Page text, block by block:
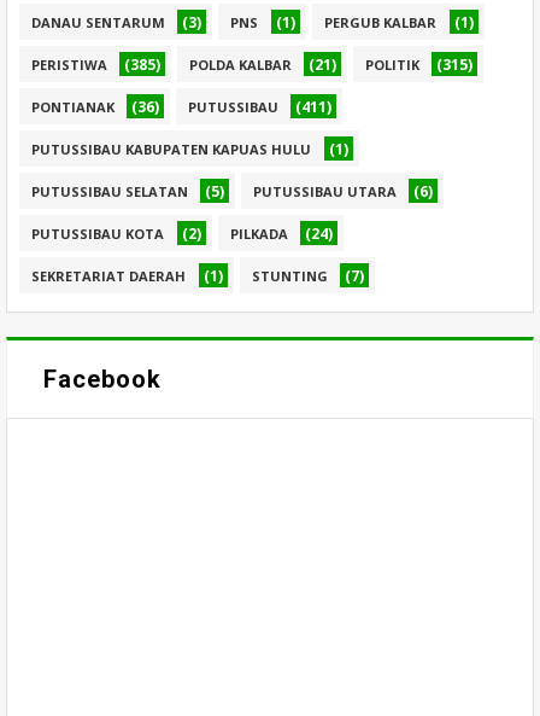
DANAU SENTARUM (3) PNS (1) PERGUB KALBAR (1)
PERISTIWA (385) POLDA KALBAR (21) POLITIK (315)
PONTIANAK (36) PUTUSSIBAU (411)
PUTUSSIBAU KABUPATEN KAPUAS HULU (1)
PUTUSSIBAU SELATAN (5) PUTUSSIBAU UTARA (6)
PUTUSSIBAU KOTA (2) PILKADA (24)
SEKRETARIAT DAERAH (1) STUNTING (7)
Facebook